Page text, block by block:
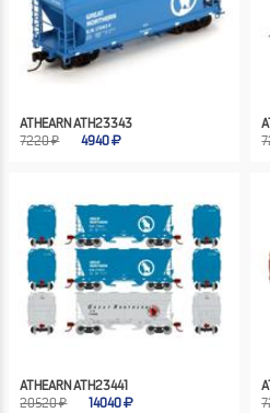
ATHEARN ATH23343
7220 ₽
4940
ATHEARN ATH23441
20520 ₽
14040